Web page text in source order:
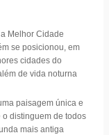
Melhor Cidade
se posicionou, em
cidades do
de vida noturna
paisagem única e
distinguem de todos
mais antiga